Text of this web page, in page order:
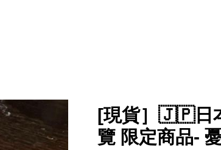
[現貨］🇯🇵日
覽 限定商品-